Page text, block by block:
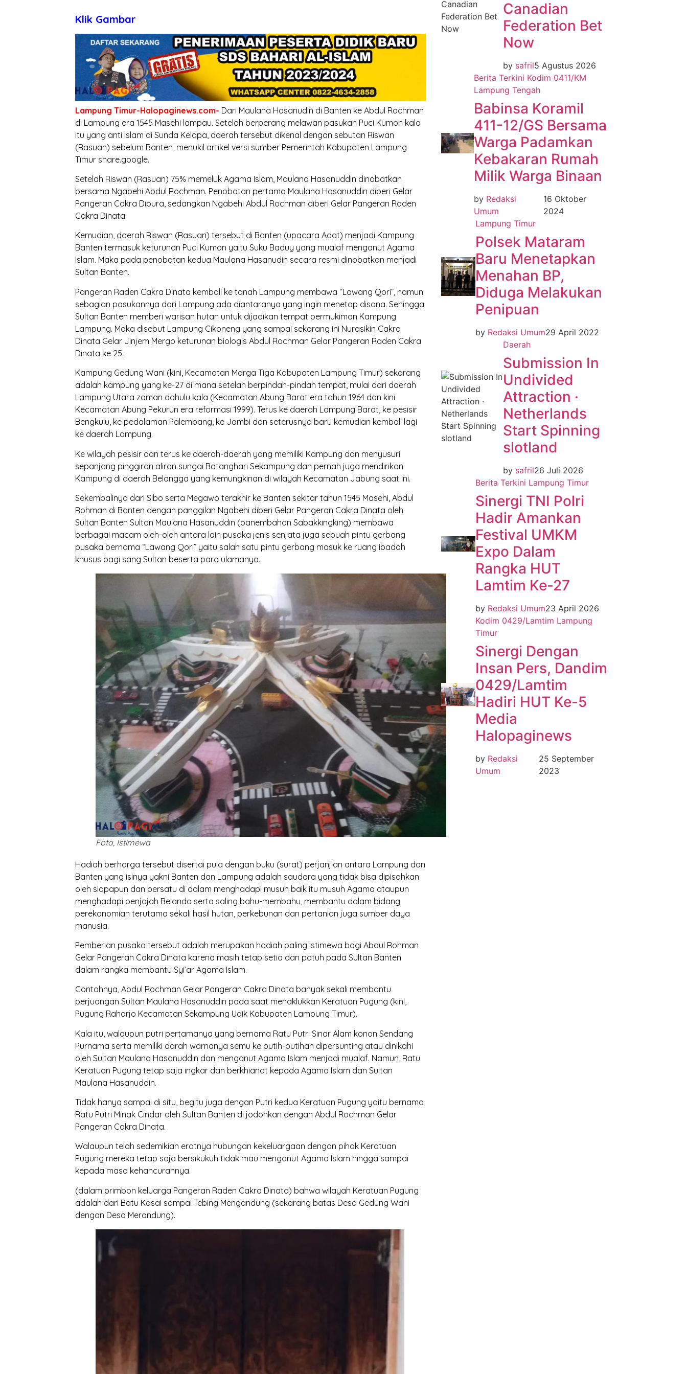
Klik Gambar
Lampung Timur-Halopaginews.com- Dari Maulana Hasanudin di Banten ke Abdul Rochman
di Lampung era 1545 Masehi lampau. Setelah berperang melawan pasukan Puci Kumon kala
itu yang anti Islam di Sunda Kelapa, daerah tersebut dikenal dengan sebutan Riswan
(Rasuan) sebelum Banten, menukil artikel versi sumber Pemerintah Kabupaten Lampung
Timur share.google.
Setelah Riswan (Rasuan) 75% memeluk Agama Islam, Maulana Hasanuddin dinobatkan
bersama Ngabehi Abdul Rochman. Penobatan pertama Maulana Hasanuddin diberi Gelar
Pangeran Cakra Dipura, sedangkan Ngabehi Abdul Rochman diberi Gelar Pangeran Raden
Cakra Dinata.
Kemudian, daerah Riswan (Rasuan) tersebut di Banten (upacara Adat) menjadi Kampung
Banten termasuk keturunan Puci Kumon yaitu Suku Baduy yang mualaf menganut Agama
Islam. Maka pada penobatan kedua Maulana Hasanudin secara resmi dinobatkan menjadi
Sultan Banten.
Pangeran Raden Cakra Dinata kembali ke tanah Lampung membawa “Lawang Qori”, namun
sebagian pasukannya dari Lampung ada diantaranya yang ingin menetap disana. Sehingga
Sultan Banten memberi warisan hutan untuk dijadikan tempat permukiman Kampung
Lampung. Maka disebut Lampung Cikoneng yang sampai sekarang ini Nurasikin Cakra
Dinata Gelar Jinjem Mergo keturunan biologis Abdul Rochman Gelar Pangeran Raden Cakra
Dinata ke 25.
Kampung Gedung Wani (kini, Kecamatan Marga Tiga Kabupaten Lampung Timur) sekarang
adalah kampung yang ke-27 di mana setelah berpindah-pindah tempat, mulai dari daerah
Lampung Utara zaman dahulu kala (Kecamatan Abung Barat era tahun 1964 dan kini
Kecamatan Abung Pekurun era reformasi 1999). Terus ke daerah Lampung Barat, ke pesisir
Bengkulu, ke pedalaman Palembang, ke Jambi dan seterusnya baru kemudian kembali lagi
ke daerah Lampung.
Ke wilayah pesisir dan terus ke daerah-daerah yang memiliki Kampung dan menyusuri
sepanjang pinggiran aliran sungai Batanghari Sekampung dan pernah juga mendirikan
Kampung di daerah Belangga yang kemungkinan di wilayah Kecamatan Jabung saat ini.
Sekembalinya dari Sibo serta Megawo terakhir ke Banten sekitar tahun 1545 Masehi, Abdul
Rohman di Banten dengan panggilan Ngabehi diberi Gelar Pangeran Cakra Dinata oleh
Sultan Banten Sultan Maulana Hasanuddin (panembahan Sabakkingking) membawa
berbagai macam oleh-oleh antara lain pusaka jenis senjata juga sebuah pintu gerbang
pusaka bernama “Lawang Qori” yaitu salah satu pintu gerbang masuk ke ruang ibadah
khusus bagi sang Sultan beserta para ulamanya.
Foto, Istimewa
Hadiah berharga tersebut disertai pula dengan buku (surat) perjanjian antara Lampung dan
Banten yang isinya yakni Banten dan Lampung adalah saudara yang tidak bisa dipisahkan
oleh siapapun dan bersatu di dalam menghadapi musuh baik itu musuh Agama ataupun
menghadapi penjajah Belanda serta saling bahu-membahu, membantu dalam bidang
perekonomian terutama sekali hasil hutan, perkebunan dan pertanian juga sumber daya
manusia.
Pemberian pusaka tersebut adalah merupakan hadiah paling istimewa bagi Abdul Rohman
Gelar Pangeran Cakra Dinata karena masih tetap setia dan patuh pada Sultan Banten
dalam rangka membantu Syi’ar Agama Islam.
Contohnya, Abdul Rochman Gelar Pangeran Cakra Dinata banyak sekali membantu
perjuangan Sultan Maulana Hasanuddin pada saat menaklukkan Keratuan Pugung (kini,
Pugung Raharjo Kecamatan Sekampung Udik Kabupaten Lampung Timur).
Kala itu, walaupun putri pertamanya yang bernama Ratu Putri Sinar Alam konon Sendang
Purnama serta memiliki darah warnanya semu ke putih-putihan dipersunting atau dinikahi
oleh Sultan Maulana Hasanuddin dan menganut Agama Islam menjadi mualaf. Namun, Ratu
Keratuan Pugung tetap saja ingkar dan berkhianat kepada Agama Islam dan Sultan
Maulana Hasanuddin.
Tidak hanya sampai di situ, begitu juga dengan Putri kedua Keratuan Pugung yaitu bernama
Ratu Putri Minak Cindar oleh Sultan Banten di jodohkan dengan Abdul Rochman Gelar
Pangeran Cakra Dinata.
Walaupun telah sedemikian eratnya hubungan kekeluargaan dengan pihak Keratuan
Pugung mereka tetap saja bersikukuh tidak mau menganut Agama Islam hingga sampai
kepada masa kehancurannya.
(dalam primbon keluarga Pangeran Raden Cakra Dinata) bahwa wilayah Keratuan Pugung
adalah dari Batu Kasai sampai Tebing Mengandung (sekarang batas Desa Gedung Wani
dengan Desa Merandung).
Canadian
Federation Bet
Now
by safril5 Agustus 2026
Berita Terkini Kodim 0411/KM
Lampung Tengah
Babinsa Koramil
411-12/GS Bersama
Warga Padamkan
Kebakaran Rumah
Milik Warga Binaan
by Redaksi
Umum
16 Oktober
2024
Lampung Timur
Polsek Mataram
Baru Menetapkan
Menahan BP,
Diduga Melakukan
Penipuan
by Redaksi Umum29 April 2022
Daerah
Submission In
Undivided
Attraction ·
Netherlands
Start Spinning
slotland
by safril26 Juli 2026
Berita Terkini Lampung Timur
Sinergi TNI Polri
Hadir Amankan
Festival UMKM
Expo Dalam
Rangka HUT
Lamtim Ke-27
by Redaksi Umum23 April 2026
Kodim 0429/Lamtim Lampung
Timur
Sinergi Dengan
Insan Pers, Dandim
0429/Lamtim
Hadiri HUT Ke-5
Media
Halopaginews
by Redaksi
Umum
25 September
2023